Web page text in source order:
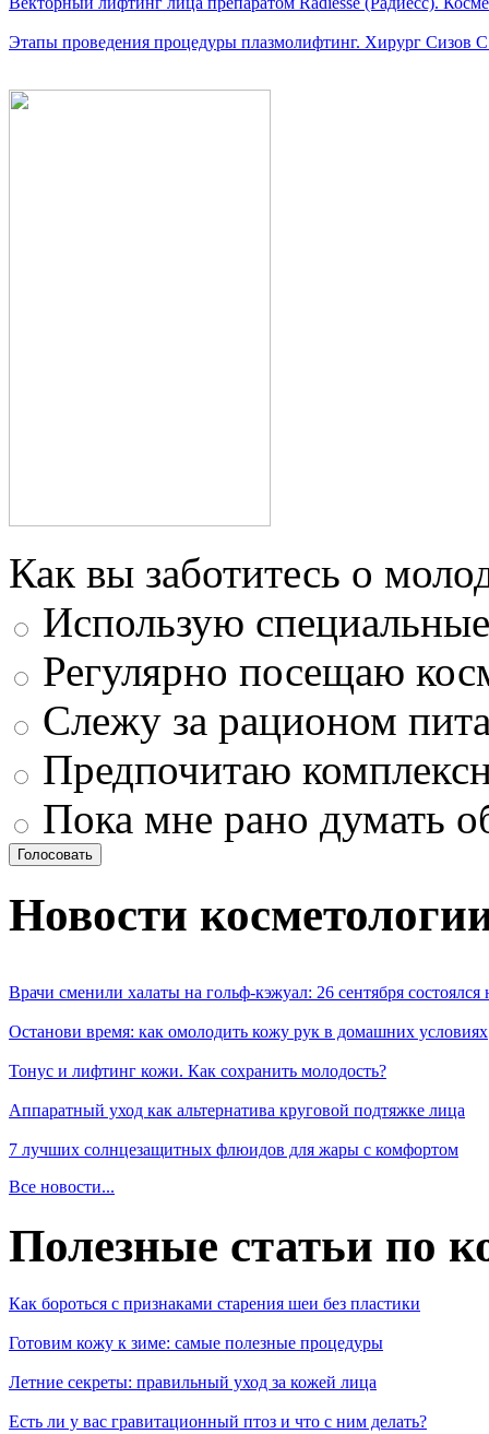
Этапы проведения процедуры плазмолифтинг. Хирург Сизов
Как вы заботитесь о
Использую
Регулярно посещаю
Слежу за рационом
Предпочитаю
Пока мне рано думать
Новости
Врачи сменили халаты на гольф-кэжуал: 26 сентября
Останови время: как омолодить кожу рук в домашних условиях
Тонус и лифтинг кожи. Как сохранить молодость?
Аппаратный уход как альтернатива круговой подтяжке лица
7 лучших солнцезащитных флюидов для жары с комфортом
Все новости...
Полезные статьи по
Как бороться с признаками старения шеи без пластики
Готовим кожу к зиме: самые полезные процедуры
Летние секреты: правильный уход за кожей лица
Есть ли у вас гравитационный птоз и что с ним делать?